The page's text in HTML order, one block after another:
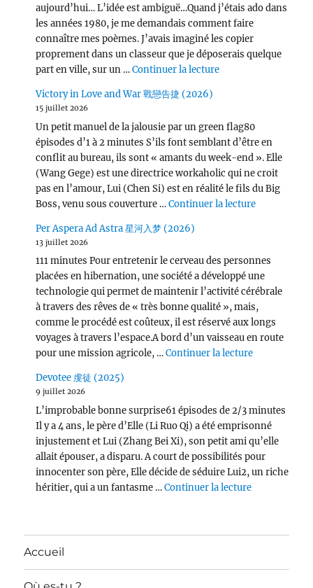
aujourd’hui… L’idée est ambiguë…Quand j’étais ado dans
les années 1980, je me demandais comment faire
connaître mes poèmes. J’avais imaginé les copier
proprement dans un classeur que je déposerais quelque
part en ville, sur un …Continuer la lecturede « Wang Chu Ran
Victory in Love and War 戰戀告捷 (2026)
15 juillet 2026
Un petit manuel de la jalousie par un green flag80
épisodes d’1 à 2 minutes S’ils font semblant d’être en
conflit au bureau, ils sont « amants du week-end ». Elle
(Wang Gege) est une directrice workaholic qui ne croit
pas en l’amour, Lui (Chen Si) est en réalité le fils du Big
Boss, venu sous couverture …Continuer la lecturede « Victory
Per Aspera Ad Astra 星河入梦 (2026)
13 juillet 2026
111 minutes Pour entretenir le cerveau des personnes
placées en hibernation, une société a développé une
technologie qui permet de maintenir l’activité cérébrale
à travers des rêves de « très bonne qualité », mais,
comme le procédé est coûteux, il est réservé aux longs
voyages à travers l’espace.A bord d’un vaisseau en route
pour une mission agricole, …Continuer la lecturede « Per
Devotee 虔徒 (2025)
9 juillet 2026
L’improbable bonne surprise61 épisodes de 2/3 minutes
Il y a 4 ans, le père d’Elle (Li Ruo Qi) a été emprisonné
injustement et Lui (Zhang Bei Xi), son petit ami qu’elle
allait épouser, a disparu. A court de possibilités pour
innocenter son père, Elle décide de séduire Lui2, un riche
héritier, qui a un fantasme …Continuer la lecturede « Devotee
Accueil